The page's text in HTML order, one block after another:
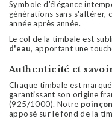
Symbole d'élégance
générations sans s'altérer,
année après année.
Le col de la timbale est
d'eau, apportant une
Authenticité et
Chaque timbale est
garantissant son origine
(925/1000). Notre
apposé sur le fond de la